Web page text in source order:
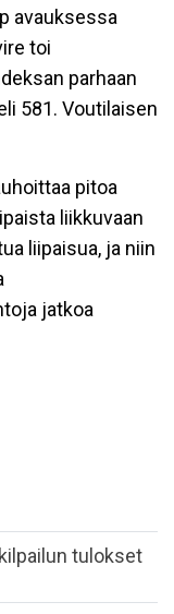
avauksessa
toi
parhaan
581. Voutilaisen
pitoa
liikkuvaan
liipaisua, ja niin
jatkoa
tulokset